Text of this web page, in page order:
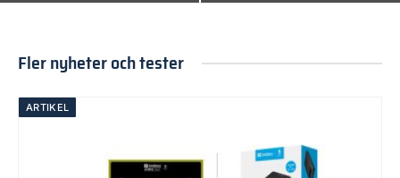
Fler nyheter och tester
ARTIKEL